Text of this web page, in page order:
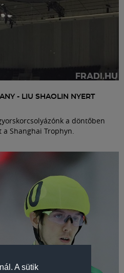
A sütik
- LIU SHAOLIN NYERT
a döntőben
Shanghai Trophyn.